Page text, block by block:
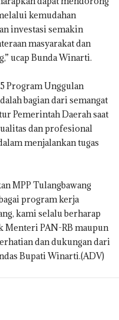
kemudahan
investasi semakin
masyarakat dan
ucap Bunda Winarti.
Program Unggulan
bagian dari semangat
Pemerintah Daerah saat
dan profesional
menjalankan tugas
MPP Tulangbawang
program kerja
kami selalu berharap
Menteri PAN-RB maupun
dan dukungan dari
Bupati Winarti.(ADV)